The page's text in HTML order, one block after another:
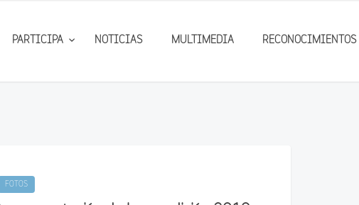
PARTICIPA NOTICIAS MULTIMEDIA RECONOCIMIENTOS
FOTOS